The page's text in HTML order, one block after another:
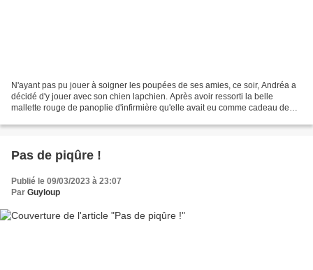
N'ayant pas pu jouer à soigner les poupées de ses amies, ce soir, Andréa a
décidé d'y jouer avec son chien lapchien. Après avoir ressorti la belle
mallette rouge de panoplie d'infirmière qu'elle avait eu comme cadeau de
Pas de piqûre !
Publié le 09/03/2023 à 23:07
Par Guyloup